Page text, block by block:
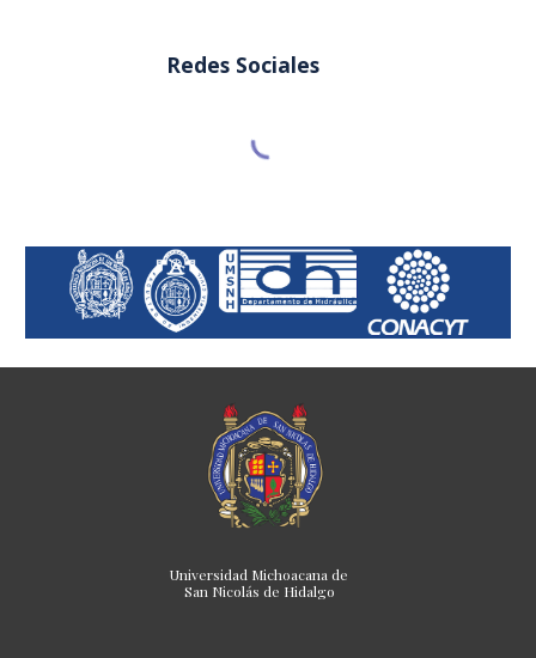
Redes Sociales
Universidad Michoacana de
San Nicolás de Hidalgo